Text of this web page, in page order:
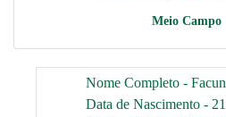
Meio Campo
Nome Completo -
Data de Nascimento -